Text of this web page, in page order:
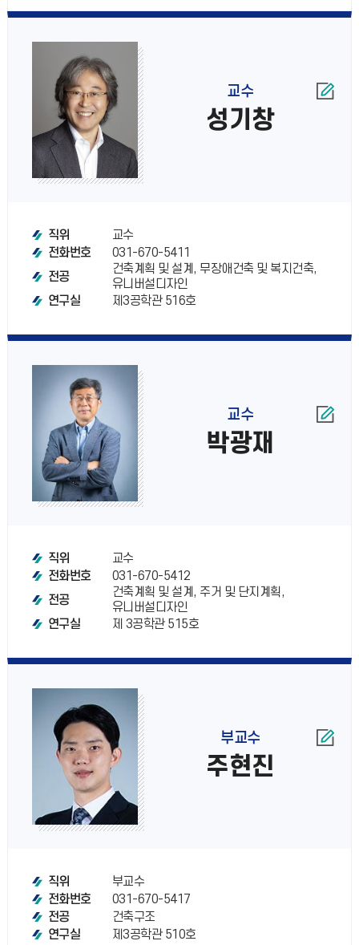
교수
성기창
직위
교수
전화번호
031-670-5411
전공
건축계획 및 설계, 무장애건축 및 복지건축,
유니버설디자인
연구실
제3공학관 516호
교수
박광재
직위
교수
전화번호
031-670-5412
전공
건축계획 및 설계, 주거 및 단지계획,
유니버설디자인
연구실
제 3공학관 515호
부교수
주현진
직위
부교수
전화번호
031-670-5417
전공
건축구조
연구실
제3공학관 510호